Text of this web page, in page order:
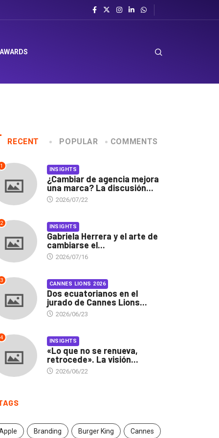
INSIGHTS CANNES LIONS 2026
RECENT POPULAR COMMENTS
1 INSIGHTS
¿Cambiar de agencia mejora
una marca? La discusión...
2026/07/22
2 INSIGHTS
Gabriela Herrera y el arte de
cambiarse el...
2026/07/16
3 CANNES LIONS 2026
Dos ecuatorianos en el
jurado de Cannes Lions...
2026/06/23
4 INSIGHTS
«Lo que no se renueva,
retrocede». La visión...
2026/06/22
Branding Burger King Cannes